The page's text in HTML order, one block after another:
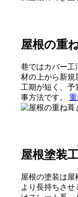
屋根の重
巷ではカバー工
材の上から新規
工期が短く、予
事方法です。
屋根塗装
屋根の塗装は屋
より長持ちさ